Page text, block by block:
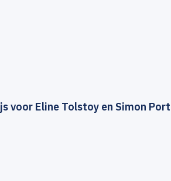
voor Eline Tolstoy en Simon